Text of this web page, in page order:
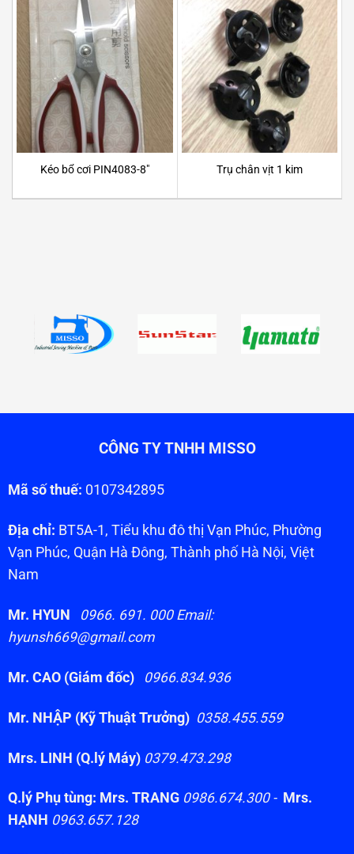
Kéo bổ cơi PIN4083-8″ Trụ chân vịt 1 kim
CÔNG TY TNHH MISSO
Mã số thuế: 0107342895
Địa chỉ: BT5A-1, Tiểu khu đô thị Vạn Phúc, Phường
Vạn Phúc, Quận Hà Đông, Thành phố Hà Nội, Việt
Nam
Mr. HYUN
0966. 691. 000 Email:
hyunsh669@gmail.com
Mr. CAO (Giám đốc) 0966.834.936
Mr. NHẬP (Kỹ Thuật Trưởng) 0358.455.559
Mrs. LINH (Q.lý Máy) 0379.473.298
Q.lý Phụ tùng: Mrs. TRANG 0986.674.300 - Mrs.
HẠNH 0963.657.128